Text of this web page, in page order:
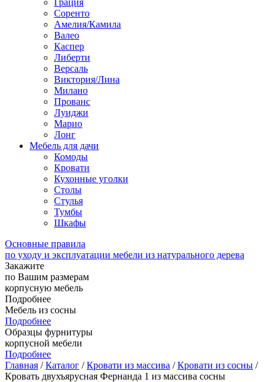
Грация
Соренто
Амелия/Камила
Валео
Каспер
Либерти
Версаль
Виктория/Лина
Милано
Прованс
Луиджи
Марио
Лонг
Мебель для дачи
Комоды
Кровати
Кухонные уголки
Столы
Стулья
Тумбы
Шкафы
Основные правила
по уходу и эксплуатации мебели из натурального дерева
Закажите
по Вашим размерам
корпусную мебель
Подробнее
Мебель из сосны
Подробнее
Образцы фурнитуры
корпусной мебели
Подробнее
Главная /Каталог /Кровати из массива /Кровати из сосны /
Кровать двухъярусная Фернанда 1 из массива сосны